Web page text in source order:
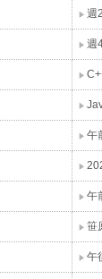
週
週
午
午
笹
午